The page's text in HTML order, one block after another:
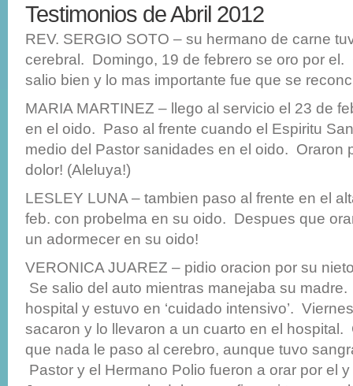
Testimonios de Abril 2012
REV. SERGIO SOTO – su hermano de carne
cerebral. Domingo, 19 de febrero se oro por el.
salio bien y lo mas importante fue que se
MARIA MARTINEZ – llego al servicio el 23 de
en el oido. Paso al frente cuando el Espiritu
medio del Pastor sanidades en el oido. Oraron
dolor! (Aleluya!)
LESLEY LUNA – tambien paso al frente en el
feb. con probelma en su oido. Despues que
un adormecer en su oido!
VERONICA JUAREZ – pidio oracion por su
Se salio del auto mientras manejaba su
hospital y estuvo en ‘cuidado intensivo’.
sacaron y lo llevaron a un cuarto en el hospital.
que nada le paso al cerebro, aunque tuvo
Pastor y el Hermano Polio fueron a orar por el